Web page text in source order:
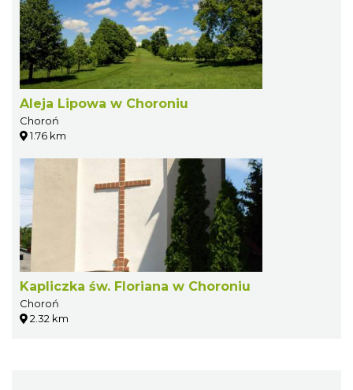
Aleja Lipowa w Choroniu
Choroń
1.76 km
Kapliczka św. Floriana w Choroniu
Choroń
2.32 km